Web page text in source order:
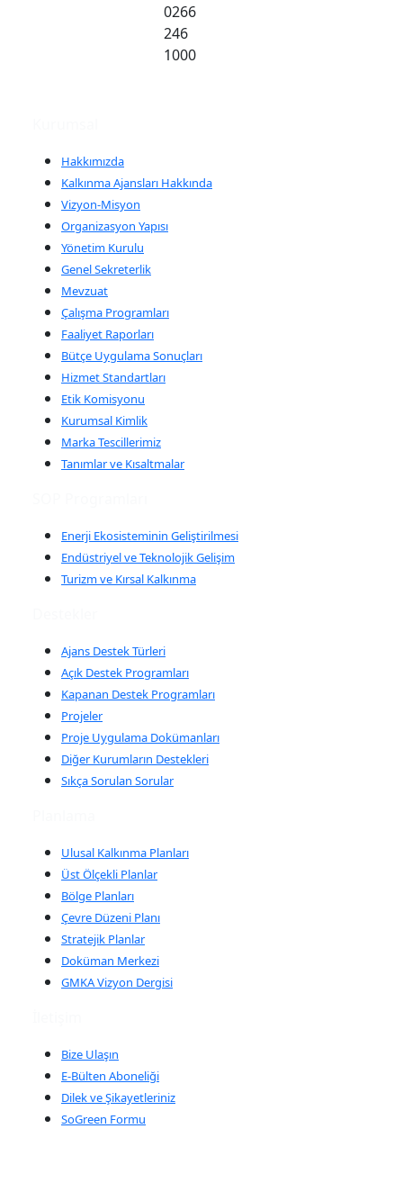
0266
246
1000
Hakkımızda
Kalkınma Ajansları Hakkında
Vizyon-Misyon
Organizasyon Yapısı
Yönetim Kurulu
Genel Sekreterlik
Mevzuat
Çalışma Programları
Faaliyet Raporları
Bütçe Uygulama Sonuçları
Hizmet Standartları
Etik Komisyonu
Kurumsal Kimlik
Marka Tescillerimiz
Tanımlar ve Kısaltmalar
Enerji Ekosisteminin Geliştirilmesi
Endüstriyel ve Teknolojik Gelişim
Turizm ve Kırsal Kalkınma
Ajans Destek Türleri
Açık Destek Programları
Kapanan Destek Programları
Projeler
Proje Uygulama Dokümanları
Diğer Kurumların Destekleri
Sıkça Sorulan Sorular
Ulusal Kalkınma Planları
Üst Ölçekli Planlar
Bölge Planları
Çevre Düzeni Planı
Stratejik Planlar
Doküman Merkezi
GMKA Vizyon Dergisi
Bize Ulaşın
E-Bülten Aboneliği
Dilek ve Şikayetleriniz
SoGreen Formu